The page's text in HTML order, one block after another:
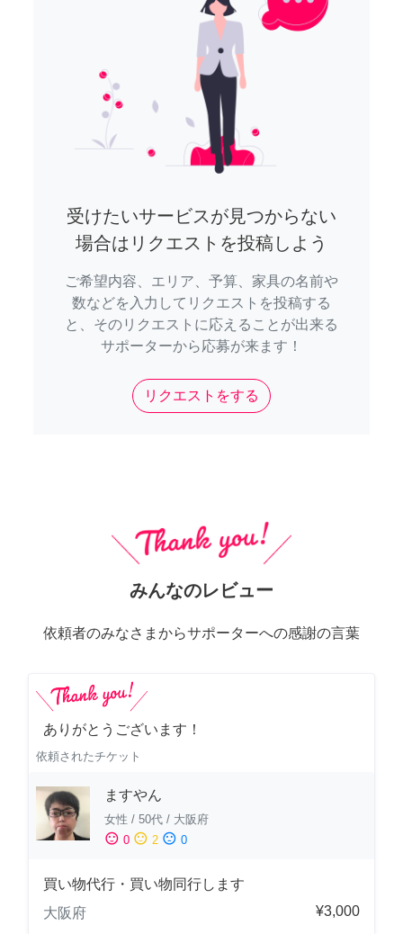
受けたいサービスが見つからない
場合はリクエストを投稿しよう
ご希望内容、エリア、予算、家具の名前や
数などを入力してリクエストを投稿する
と、そのリクエストに応えることが出来る
サポーターから応募が来ます！
リクエストをする
みんなのレビュー
依頼者のみなさまからサポーターへの感謝の言葉
ありがとうございます！
依頼されたチケット
ますやん
女性 / 50代 / 大阪府
sentiment_satisfied 0 sentiment_neutral 2 sentiment_dissatisfied 0
買い物代行・買い物同行します
大阪府
¥3,000